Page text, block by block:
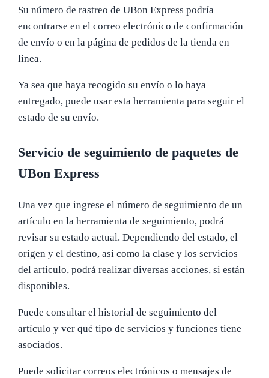
Su número de rastreo de UBon Express podría
encontrarse en el correo electrónico de confirmación
de envío o en la página de pedidos de la tienda en
línea.
Ya sea que haya recogido su envío o lo haya
entregado, puede usar esta herramienta para seguir el
estado de su envío.
Servicio de seguimiento de paquetes de
UBon Express
Una vez que ingrese el número de seguimiento de un
artículo en la herramienta de seguimiento, podrá
revisar su estado actual. Dependiendo del estado, el
origen y el destino, así como la clase y los servicios
del artículo, podrá realizar diversas acciones, si están
disponibles.
Puede consultar el historial de seguimiento del
artículo y ver qué tipo de servicios y funciones tiene
asociados.
Puede solicitar correos electrónicos o mensajes de